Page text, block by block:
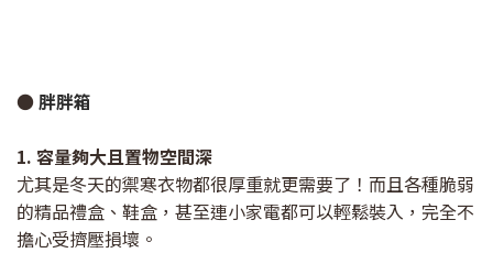
●胖胖箱
1. 容量夠大且置物空間深
尤其是冬天的禦寒衣物都很厚重就更需要了！而且各種脆弱
的精品禮盒、鞋盒，甚至連小家電都可以輕鬆裝入，完全不
擔心受擠壓損壞。